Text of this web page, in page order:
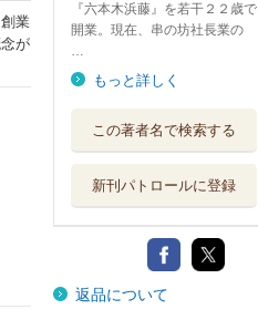
業
が
『六本木浜藤』を若干２２歳で
開業。現在、串の坊社長業の
…
もっと詳しく
この著者名で検索する
新刊パトロールに登録
返品について